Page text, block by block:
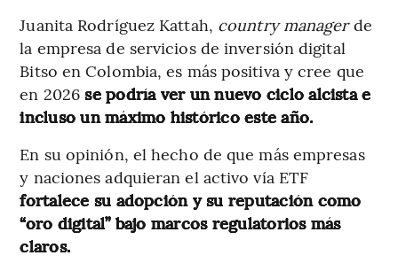
Juanita Rodríguez Kattah, country managerde
la empresa de servicios de inversión digital
Bitso en Colombia, es más positiva y cree que
en 2026 se podría ver un nuevo ciclo alcista e
incluso un máximo histórico este año.
En su opinión, el hecho de que más empresas
y naciones adquieran el activo vía ETF
fortalece su adopción y su reputación como
“oro digital” bajo marcos regulatorios más
claros.